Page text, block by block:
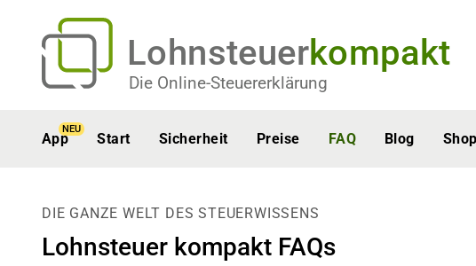
Lohnsteuerkompakt
Die Online-Steuererklärung
App
NEU
Start Sicherheit Preise FAQ Blog Shop
DIE GANZE WELT DES STEUERWISSENS
Lohnsteuer kompakt FAQs